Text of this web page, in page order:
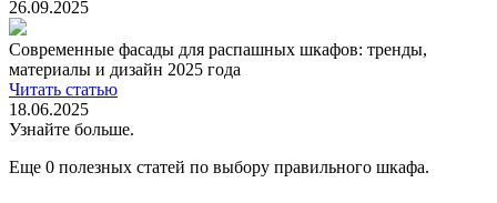
26.09.2025
Современные фасады для распашных шкафов: тренды,
материалы и дизайн 2025 года
Читать статью
18.06.2025
Узнайте больше.
Еще 0 полезных статей по выбору правильного шкафа.